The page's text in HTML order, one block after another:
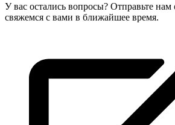
У вас остались вопросы? Отправьте
свяжемся с вами в ближайшее время.